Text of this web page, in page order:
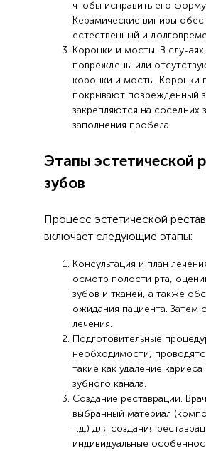
чтобы исправить его
Керамические виниры
естественный и
Коронки и мосты. В
повреждены или
коронки и мосты. Коронки
покрывают поврежденный
закрепляются на соседних
заполнения пробела.
Этапы эстетической
зубов
Процесс эстетической
включает следующие этапы:
Консультация и план
осмотр полости рта,
зубов и тканей, а также
ожидания пациента. Затем
лечения.
Подготовительные
необходимости,
такие как удаление
зубного канала.
Создание реставрации.
выбранный материал
т.д.) для создания
индивидуальные